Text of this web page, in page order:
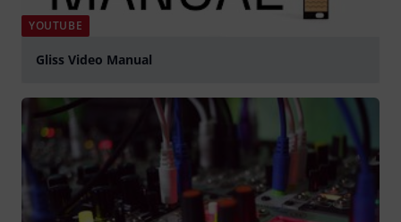
YOUTUBE
Gliss Video Manual